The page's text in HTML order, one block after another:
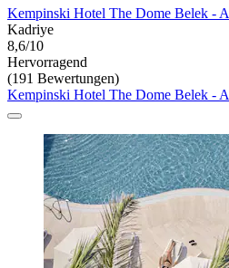
Kempinski Hotel The Dome Belek -
Kadriye
8,6/10
Hervorragend
(191 Bewertungen)
Kempinski Hotel The Dome Belek -